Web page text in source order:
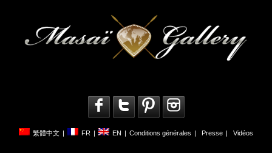
繁體中文 FR EN Conditions générales Presse Vidéos